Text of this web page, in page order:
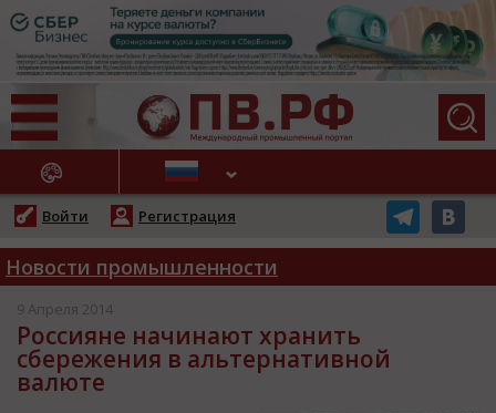
НОВОСТИ
Войти Регистрация
Новости промышленности
9 Апреля 2014
Россияне начинают хранить
сбережения в альтернативной
валюте